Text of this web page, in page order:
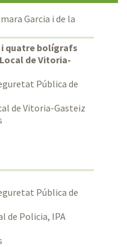
Garcia i de la
quatre bolígrafs
de Vitoria-
Pública de
de Vitoria-Gasteiz
Pública de
de Policia, IPA